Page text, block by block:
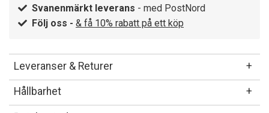
Svanenmärkt leverans - med PostNord
Följ oss - & få 10% rabatt på ett köp
Leveranser & Returer
Hållbarhet